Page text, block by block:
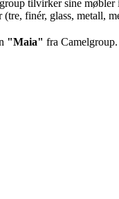
tilvirker sine
finér, glass, metall,
"Maia" fra Camelgroup.